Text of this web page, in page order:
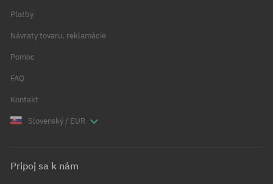
Platby
Návraty tovaru, reklamácie
Pomoc
FAQ
Kontakt
Slovenský / EUR
Pripoj sa k nám